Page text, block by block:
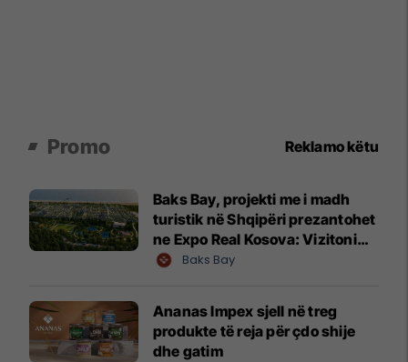
Promo Reklamo këtu
Baks Bay, projekti me i madh
turistik në Shqipëri prezantohet
ne Expo Real Kosova: Vizitoni
shtandin dhe zbuloni
Baks Bay
Ananas Impex sjell në treg
produkte të reja për çdo shije
dhe gatim